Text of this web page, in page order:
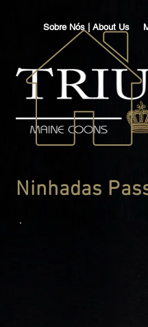
Sobre Nós | About Us
Ninhadas